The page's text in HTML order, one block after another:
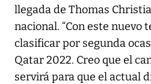
llegada de Thomas
nacional. “Con este nuevo
clasificar por segunda
Qatar 2022. Creo que el
servirá para que el actual